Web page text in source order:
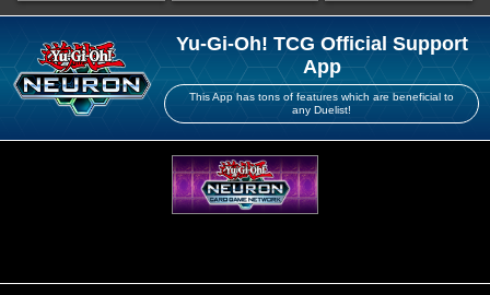
Yu-Gi-Oh! TCG Official Support
App
This App has tons of features which are beneficial to
any Duelist!